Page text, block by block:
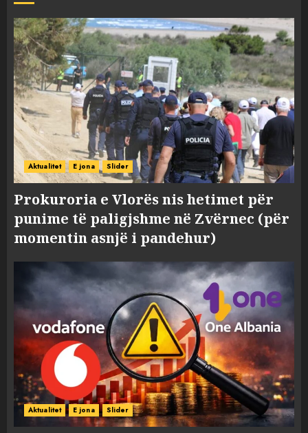
Aktualitet E jona Slider
Prokuroria e Vlorës nis hetimet për
punime të paligjshme në Zvërnec (për
momentin asnjë i pandehur)
Aktualitet E jona Slider